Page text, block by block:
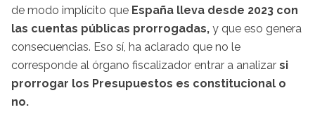
de modo implícito que España lleva desde 2023 con
las cuentas públicas prorrogadas, y que eso genera
consecuencias. Eso sí, ha aclarado que no le
corresponde al órgano fiscalizador entrar a analizar si
prorrogar los Presupuestos es constitucional o
no.